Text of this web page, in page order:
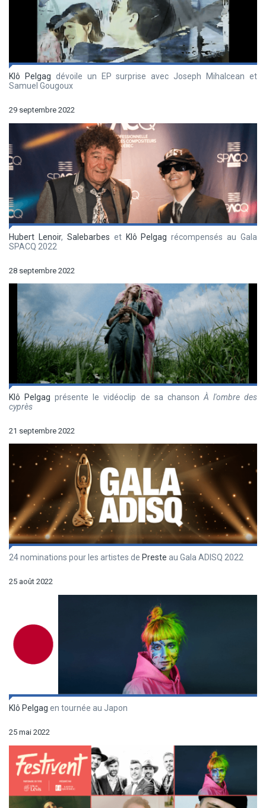
Klô Pelgag dévoile un EP surprise avec Joseph Mihalcean et
Samuel Gougoux
29 septembre 2022
Hubert Lenoir, Salebarbes et Klô Pelgag récompensés au Gala
SPACQ 2022
28 septembre 2022
Klô Pelgag présente le vidéoclip de sa chanson À l'ombre des
cyprès
21 septembre 2022
24 nominations pour les artistes de Preste au Gala ADISQ 2022
25 août 2022
Klô Pelgag en tournée au Japon
25 mai 2022